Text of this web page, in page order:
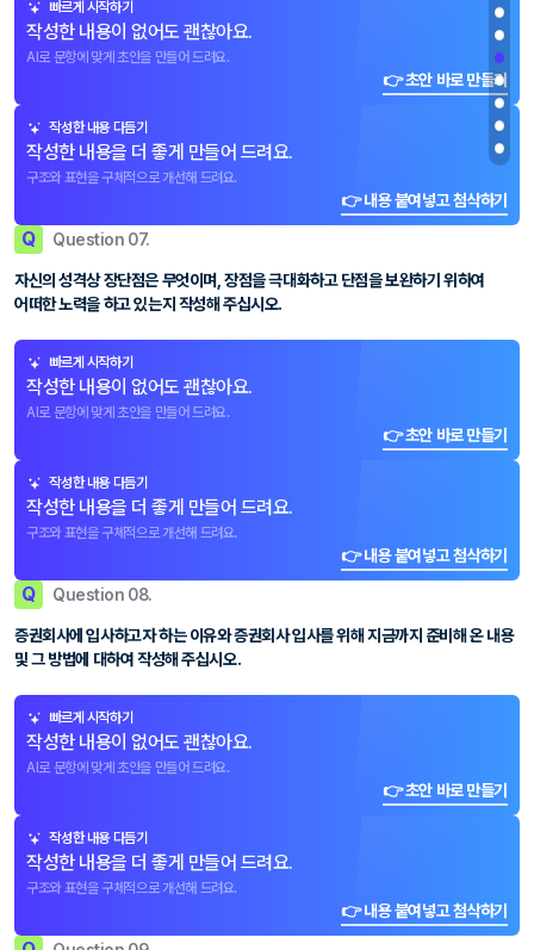
빠르게 시작하기
작성한 내용이 없어도 괜찮아요.
AI로 문항에 맞게 초안을 만들어 드려요.
👉 초안 바로 만들기
작성한 내용 다듬기
작성한 내용을 더 좋게 만들어 드려요.
구조와 표현을 구체적으로 개선해 드려요.
👉 내용 붙여넣고 첨삭하기
Q Question 07.
자신의 성격상 장단점은 무엇이며, 장점을 극대화하고 단점을 보완하기 위하여
어떠한 노력을 하고 있는지 작성해 주십시오.
빠르게 시작하기
작성한 내용이 없어도 괜찮아요.
AI로 문항에 맞게 초안을 만들어 드려요.
👉 초안 바로 만들기
작성한 내용 다듬기
작성한 내용을 더 좋게 만들어 드려요.
구조와 표현을 구체적으로 개선해 드려요.
👉 내용 붙여넣고 첨삭하기
Q Question 08.
증권회사에 입사하고자 하는 이유와 증권회사 입사를 위해 지금까지 준비해 온 내용
및 그 방법에 대하여 작성해 주십시오.
빠르게 시작하기
작성한 내용이 없어도 괜찮아요.
AI로 문항에 맞게 초안을 만들어 드려요.
👉 초안 바로 만들기
작성한 내용 다듬기
작성한 내용을 더 좋게 만들어 드려요.
구조와 표현을 구체적으로 개선해 드려요.
👉 내용 붙여넣고 첨삭하기